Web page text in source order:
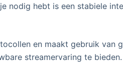
nodig hebt is een stabiele
en maakt gebruik van
streamervaring te